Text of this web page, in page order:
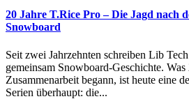
20 Jahre T.Rice Pro – Die Jagd nach
Snowboard
Seit zwei Jahrzehnten schreiben Lib
gemeinsam Snowboard-Geschichte.
Zusammenarbeit begann, ist heute eine
Serien überhaupt: die...